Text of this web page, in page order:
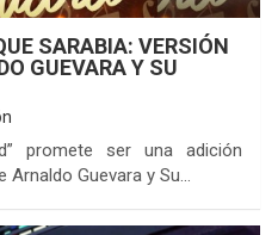
SARABIA: VERSIÓN
GUEVARA Y SU
promete ser una adición
Guevara y Su…